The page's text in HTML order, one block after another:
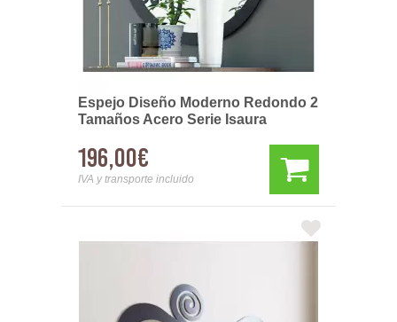
Espejo Diseño Moderno Redondo 2
Tamaños Acero Serie Isaura
196,00€
IVA y transporte incluido